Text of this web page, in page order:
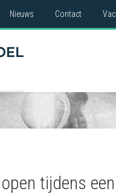
Nieuws Contact
tijdens